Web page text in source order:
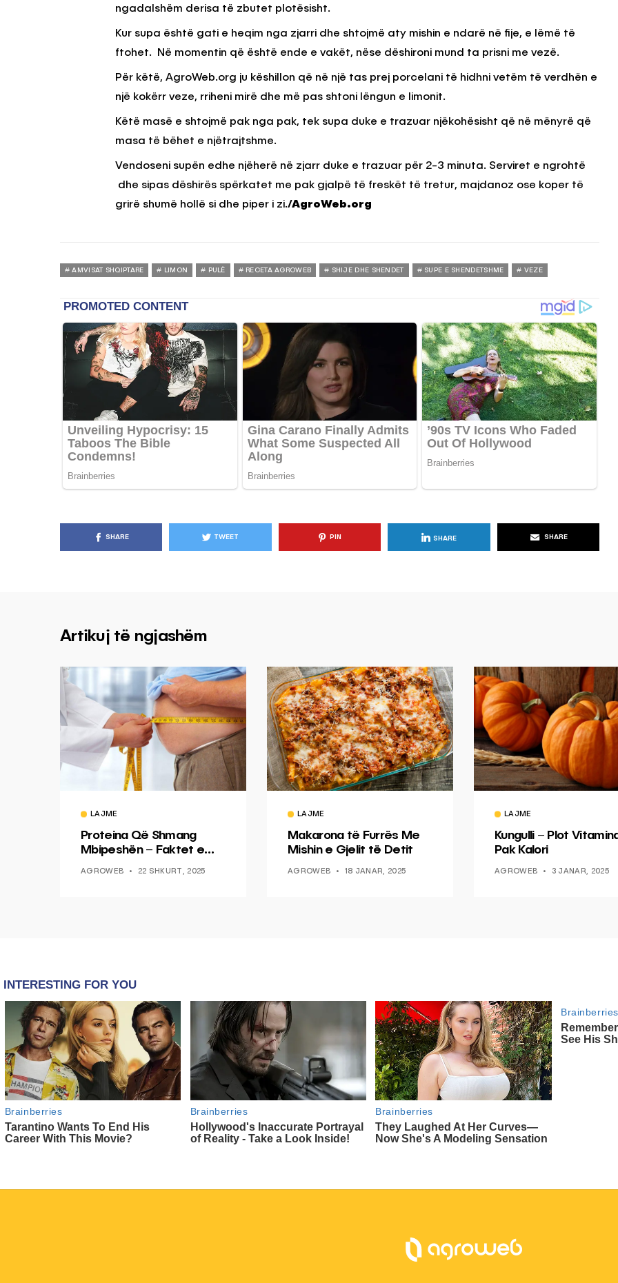
ngadalshëm derisa të zbutet plotësisht.
Kur supa është gati e heqim nga zjarri dhe shtojmë aty mishin e ndarë në fije, e lëmë të
ftohet. Në momentin që është ende e vakët, nëse dëshironi mund ta prisni me vezë.
Për këtë, AgroWeb.org ju këshillon që në një tas prej porcelani të hidhni vetëm të verdhën e
një kokërr veze, rriheni mirë dhe më pas shtoni lëngun e limonit.
Këtë masë e shtojmë pak nga pak, tek supa duke e trazuar njëkohësisht që në mënyrë që
masa të bëhet e njëtrajtshme.
Vendoseni supën edhe njëherë në zjarr duke e trazuar për 2-3 minuta. Serviret e ngrohtë
dhe sipas dëshirës spërkatet me pak gjalpë të freskët të tretur, majdanoz ose koper të
grirë shumë hollë si dhe piper i zi./AgroWeb.org
AMVISAT SHQIPTARE LIMON PULË RECETA AGROWEB SHIJE DHE SHENDET SUPE E SHENDETSHME VEZE
SHARE TWEET PIN SHARE SHARE
Artikuj të ngjashëm
LAJME
Proteina Që Shmang
Mbipeshën – Faktet e
AGROWEB 22 SHKURT, 2025
LAJME
Makarona të Furrës Me
Mishin e Gjelit të Detit
AGROWEB 18 JANAR, 2025
LAJME
Kungulli – Plot
Pak Kalori
AGROWEB 3 JANAR, 2025